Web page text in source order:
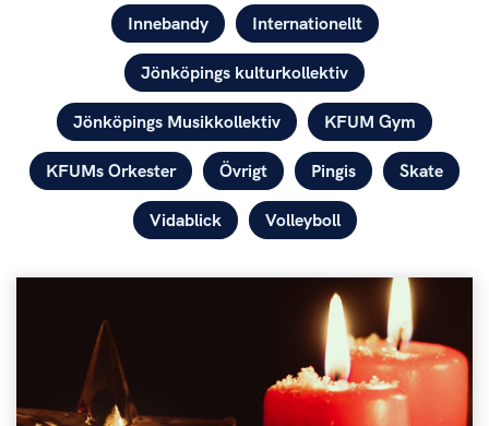
Innebandy Internationellt
Jönköpings kulturkollektiv
Jönköpings Musikkollektiv KFUM Gym
KFUMs Orkester Övrigt Pingis Skate
Vidablick Volleyboll